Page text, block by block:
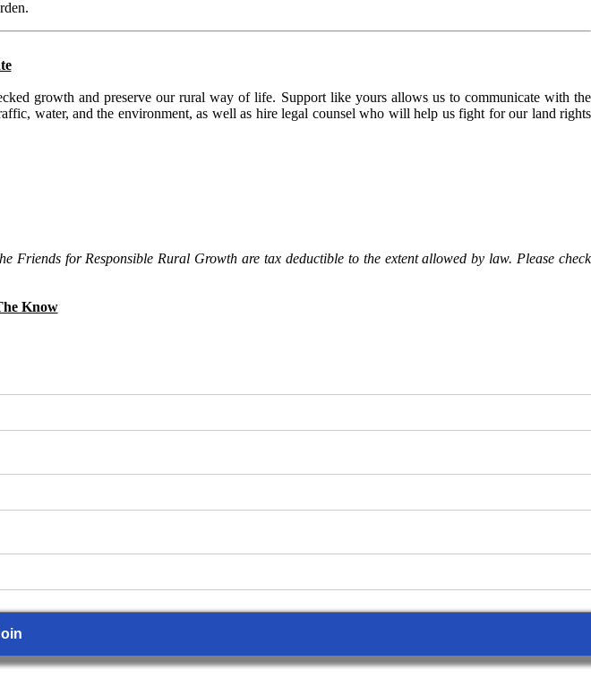
growth and preserve our rural way of life. Support like yours allows us to communicate with the
water, and the environment, as well as hire legal counsel who will help us fight for our land rights
for Responsible Rural Growth are tax deductible to the extent allowed by law. Please check
Know